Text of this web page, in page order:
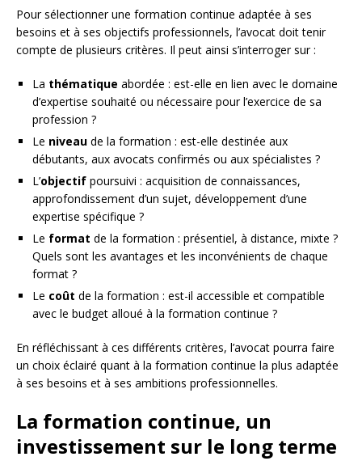
Pour sélectionner une formation continue adaptée à ses
besoins et à ses objectifs professionnels, l’avocat doit tenir
compte de plusieurs critères. Il peut ainsi s’interroger sur :
La thématique abordée : est-elle en lien avec le domaine
d’expertise souhaité ou nécessaire pour l’exercice de sa
profession ?
Le niveau de la formation : est-elle destinée aux
débutants, aux avocats confirmés ou aux spécialistes ?
L’objectif poursuivi : acquisition de connaissances,
approfondissement d’un sujet, développement d’une
expertise spécifique ?
Le format de la formation : présentiel, à distance, mixte ?
Quels sont les avantages et les inconvénients de chaque
format ?
Le coût de la formation : est-il accessible et compatible
avec le budget alloué à la formation continue ?
En réfléchissant à ces différents critères, l’avocat pourra faire
un choix éclairé quant à la formation continue la plus adaptée
à ses besoins et à ses ambitions professionnelles.
La formation continue, un
investissement sur le long terme